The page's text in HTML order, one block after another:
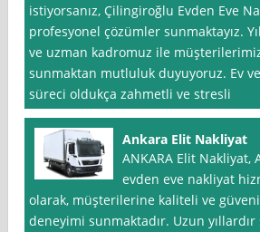
istiyorsanız, Çilingiroğlu Evden Eve
profesyonel çözümler sunmaktayız.
ve uzman kadromuz ile
sunmaktan mutluluk duyuyoruz. Ev ve
süreci oldukça zahmetli ve stresli
Ankara Elit Nakliyat
ANKARA Elit Nakliyat,
evden eve nakliyat
olarak, müşterilerine kaliteli ve
deneyimi sunmaktadır. Uzun